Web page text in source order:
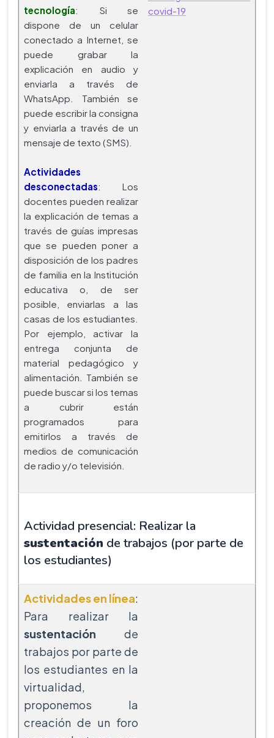
tecnología: Si se
dispone de un celular
conectado a Internet, se
puede grabar la
explicación en audio y
enviarla a través de
WhatsApp. También se
puede escribir la consigna
y enviarla a través de un
mensaje de texto (SMS).
Actividades
desconectadas: Los
docentes pueden realizar
la explicación de temas a
través de guías impresas
que se pueden poner a
disposición de los padres
de familia en la Institución
educativa o, de ser
posible, enviarlas a las
casas de los estudiantes.
Por ejemplo, activar la
entrega conjunta de
material pedagógico y
alimentación. También se
puede buscar si los temas
a cubrir están
programados para
emitirlos a través de
medios de comunicación
de radio y/o televisión.
covid-19
Actividad presencial: Realizar la
sustentación de trabajos (por parte de
los estudiantes)
Actividades en línea:
Para realizar la
sustentación de
trabajos por parte de
los estudiantes en la
virtualidad,
proponemos la
creación de un foro